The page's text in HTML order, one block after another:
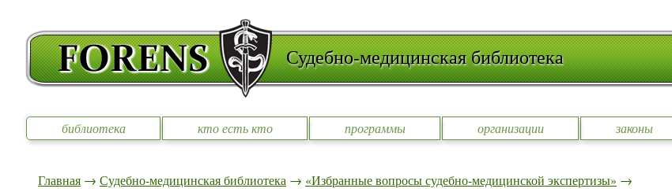
Судебно-медицинская библиотека
библиотека кто есть кто программы организации законы
Главная → Судебно-медицинская библиотека → «Избранные вопросы судебно-медицинской экспертизы» →